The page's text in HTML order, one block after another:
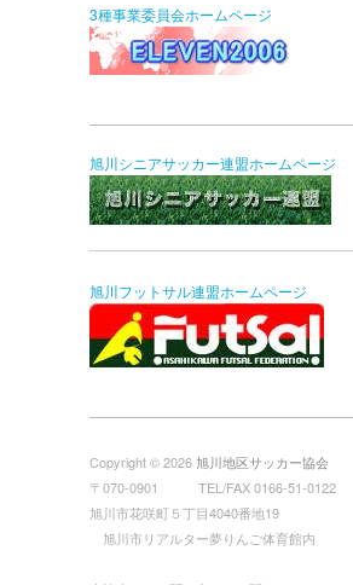
3種事業委員会ホームページ
旭川シニアサッカー連盟ホームページ
旭川フットサル連盟ホームページ
Copyright © 2026旭川地区サッカー協会
〒070-0901 TEL/FAX 0166-51-0122
旭川市花咲町５丁目4040番地19
旭川市リアルター夢りんご体育館内